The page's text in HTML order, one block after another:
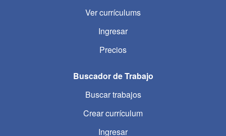
Ver currículums
Ingresar
Precios
Buscador de Trabajo
Buscar trabajos
Crear currículum
Ingresar